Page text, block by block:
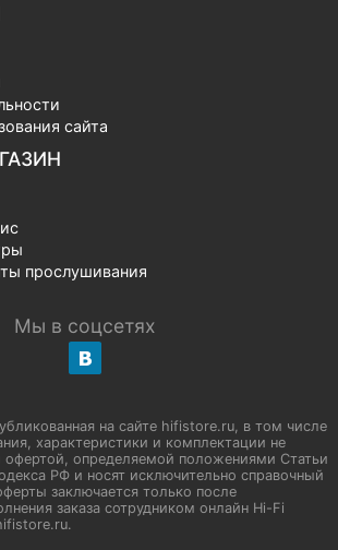
сайта
прослушивания
Мы в соцсетях
на сайте hifistore.ru, в том числе
характеристики и комплектации не
офертой, определяемой положениями Статьи
РФ и носят исключительно справочный
заключается только после
заказа сотрудником онлайн Hi-Fi